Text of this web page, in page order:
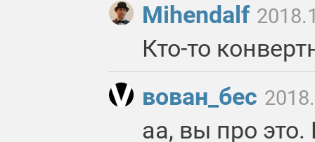
Mihendalf
Кто-то
вован_бес
аа, вы про